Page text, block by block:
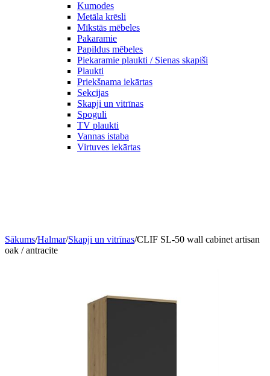
Kumodes
Metāla krēsli
Mīkstās mēbeles
Pakaramie
Papildus mēbeles
Piekaramie plaukti / Sienas skapiši
Plaukti
Priekšnama iekārtas
Sekcijas
Skapji un vitrīnas
Spoguli
TV plaukti
Vannas istaba
Virtuves iekārtas
Sākums/Halmar/Skapji un vitrīnas/CLIF SL-50 wall cabinet artisan
oak / antracite